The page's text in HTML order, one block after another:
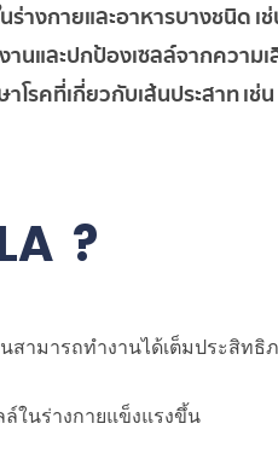
งกายและอาหารบางชนิด เช่
านและปกป้องเซลล์จากความ
าโรคที่เกี่ยวกับเส้นประสาท เ
?
สามารถทำงานได้เต็มประสิท
ในร่างกายแข็งแรงขึ้น